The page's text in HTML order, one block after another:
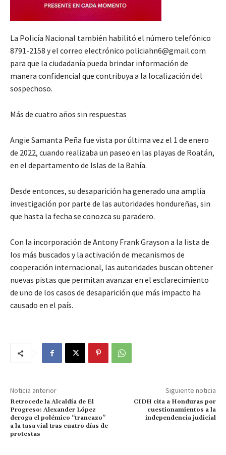
La Policía Nacional también habilitó el número telefónico
8791-2158 y el correo electrónico policiahn6@gmail.com
para que la ciudadanía pueda brindar información de
manera confidencial que contribuya a la localización del
sospechoso.
Más de cuatro años sin respuestas
Angie Samanta Peña fue vista por última vez el 1 de enero
de 2022, cuando realizaba un paseo en las playas de Roatán,
en el departamento de Islas de la Bahía.
Desde entonces, su desaparición ha generado una amplia
investigación por parte de las autoridades hondureñas, sin
que hasta la fecha se conozca su paradero.
Con la incorporación de Antony Frank Grayson a la lista de
los más buscados y la activación de mecanismos de
cooperación internacional, las autoridades buscan obtener
nuevas pistas que permitan avanzar en el esclarecimiento
de uno de los casos de desaparición que más impacto ha
causado en el país.
Noticia anterior
Retrocede la Alcaldía de El
Progreso: Alexander López
deroga el polémico “trancazo”
a la tasa vial tras cuatro días de
protestas
Siguiente noticia
CIDH cita a Honduras por
cuestionamientos a la
independencia judicial